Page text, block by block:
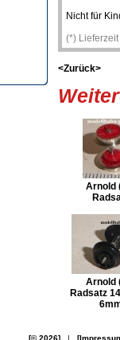
Nicht für
(*)
<Zurück>
Arnold
Arnold
Radsatz
[© 2026]|